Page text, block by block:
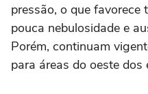
pressão, o que favorece
pouca nebulosidade e
Porém, continuam
para áreas do oeste dos